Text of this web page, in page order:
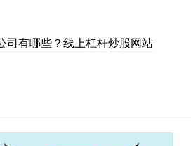
司有哪些？线上杠杆炒股网站